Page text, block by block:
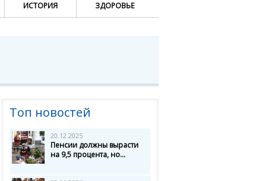
ИСТОРИЯ ЗДОРОВЬЕ
Топ новостей
20.12.2025
Пенсии должны вырасти
на 9,5 процента, но...